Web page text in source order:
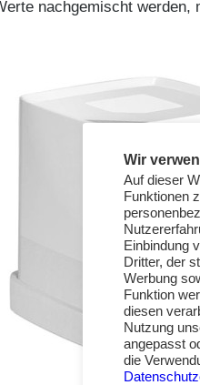
nachgemischt
Wir
Auf dieser
Funktionen
Einbindung
Dritter, der
Werbung
Funktion
diesen
Nutzung
angepasst
die